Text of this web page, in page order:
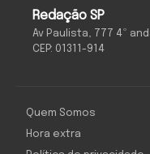
Redação SP
Av Paulista, 777 4º
CEP: 01311-914
Quem Somos
Hora extra